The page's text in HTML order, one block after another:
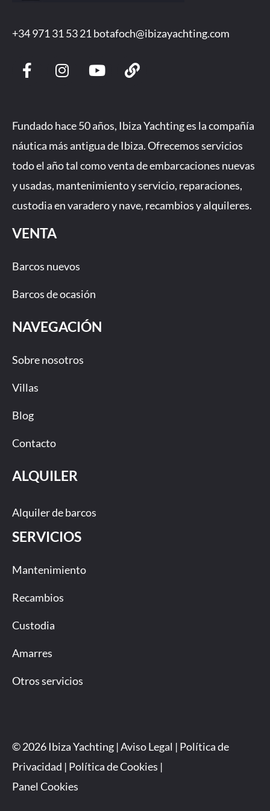
+34 971 31 53 21 botafoch@ibizayachting.com
F
a
b
o
o
k
-
f
I
n
a
g
r
a
m
Y
o
u
e
L
i
Fundado hace 50 años, Ibiza Yachting es la compañía
náutica más antigua de Ibiza. Ofrecemos servicios
todo el año tal como venta de embarcaciones nuevas
y usadas, mantenimiento y servicio, reparaciones,
custodia en varadero y nave, recambios y alquileres.
VENTA
Barcos nuevos
Barcos de ocasión
NAVEGACIÓN
Sobre nosotros
Villas
Blog
Contacto
ALQUILER
Alquiler de barcos
SERVICIOS
Mantenimiento
Recambios
Custodia
Amarres
Otros servicios
© 2026 Ibiza Yachting |Aviso Legal | Política de
Privacidad | Política de Cookies |
Panel Cookies